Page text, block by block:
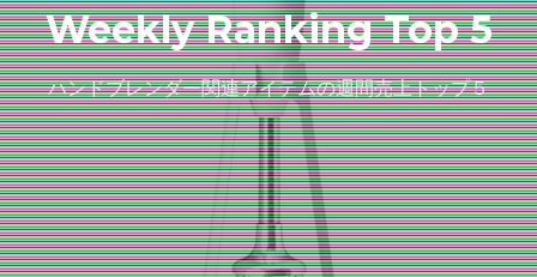
Weekly Ranking Top 5
ハンドブレンダー関連アイテムの週間売上トップ５